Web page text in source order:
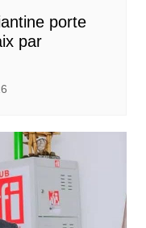
porte
par